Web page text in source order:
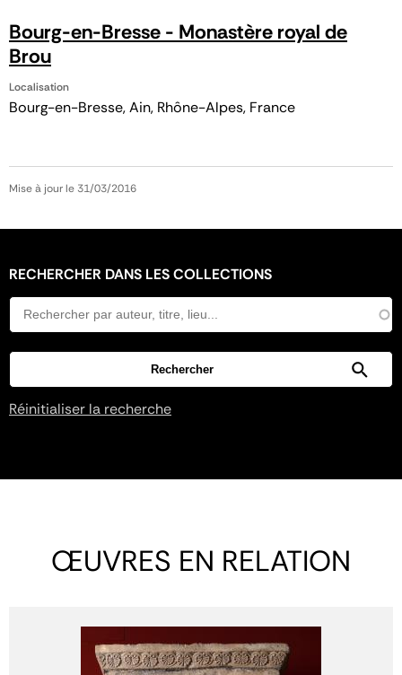
Bourg-en-Bresse - Monastère royal de
Brou
Localisation
Bourg-en-Bresse, Ain, Rhône-Alpes, France
Mise à jour le 31/03/2016
RECHERCHER DANS LES COLLECTIONS
Réinitialiser la recherche
ŒUVRES EN RELATION